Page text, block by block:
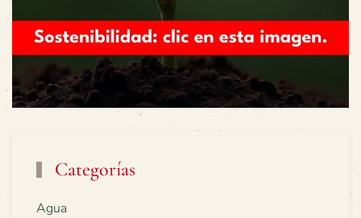
Categorías
Agua